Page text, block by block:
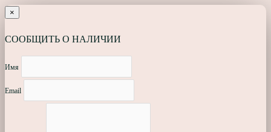
×
СООБЩИТЬ О НАЛИЧИИ
Имя
Email